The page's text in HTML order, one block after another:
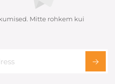
Mitte rohkem kui